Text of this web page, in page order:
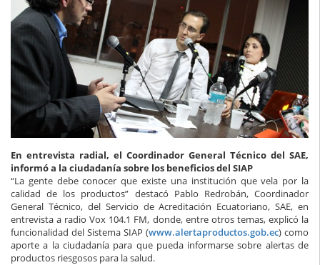
En entrevista radial, el Coordinador General Técnico del SAE,
informó a la ciudadanía sobre los beneficios del SIAP
“La gente debe conocer que existe una institución que vela por la
calidad de los productos” destacó Pablo Redrobán, Coordinador
General Técnico, del Servicio de Acreditación Ecuatoriano, SAE, en
entrevista a radio Vox 104.1 FM, donde, entre otros temas, explicó la
funcionalidad del Sistema SIAP (www.alertaproductos.gob.ec) como
aporte a la ciudadanía para que pueda informarse sobre alertas de
productos riesgosos para la salud.